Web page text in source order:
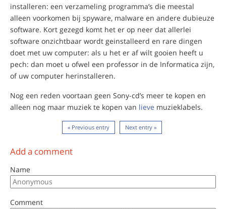
installeren: een verzameling programma’s die meestal
alleen voorkomen bij spyware, malware en andere dubieuze
software. Kort gezegd komt het er op neer dat allerlei
software onzichtbaar wordt geinstalleerd en rare dingen
doet met uw computer: als u het er af wilt gooien heeft u
pech: dan moet u ofwel een professor in de Informatica zijn,
of uw computer herinstalleren.
Nog een reden voortaan geen Sony-cd’s meer te kopen en
alleen nog maar muziek te kopen van lieve muzieklabels.
« Previous entry Next entry »
Add a comment
Name
Comment